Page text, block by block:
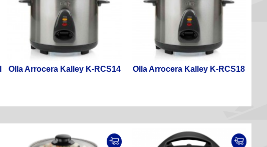
Olla Arrocera Kalley K-RCS14 Olla Arrocera Kalley K-RCS18